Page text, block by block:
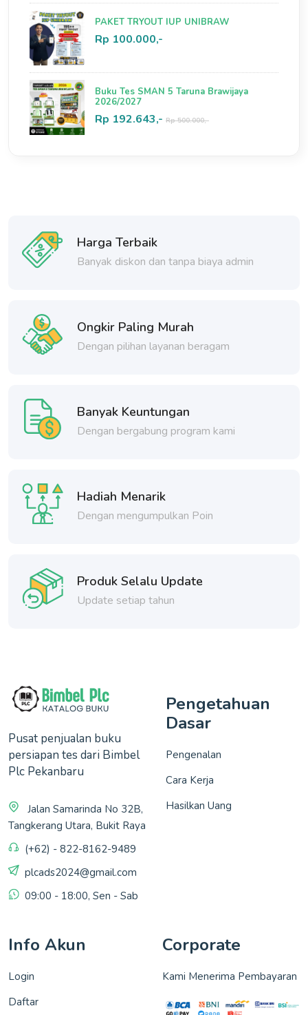
PAKET TRYOUT IUP UNIBRAW
Rp 100.000,-
Buku Tes SMAN 5 Taruna Brawijaya
2026/2027
Rp 192.643,- Rp 500.000,-
Harga Terbaik
Banyak diskon dan tanpa biaya admin
Ongkir Paling Murah
Dengan pilihan layanan beragam
Banyak Keuntungan
Dengan bergabung program kami
Hadiah Menarik
Dengan mengumpulkan Poin
Produk Selalu Update
Update setiap tahun
Pusat penjualan buku
persiapan tes dari Bimbel
Plc Pekanbaru
Jalan Samarinda No 32B,
Tangkerang Utara, Bukit Raya
(+62) - 822-8162-9489
plcads2024@gmail.com
09:00 - 18:00, Sen - Sab
Pengetahuan
Dasar
Pengenalan
Cara Kerja
Hasilkan Uang
Info Akun
Login
Daftar
Corporate
Kami Menerima Pembayaran